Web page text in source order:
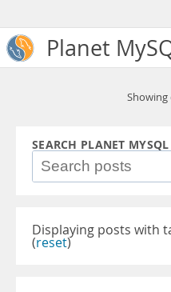
Planet
Showing
SEARCH PLANET MYSQL
Displaying posts with
(reset)